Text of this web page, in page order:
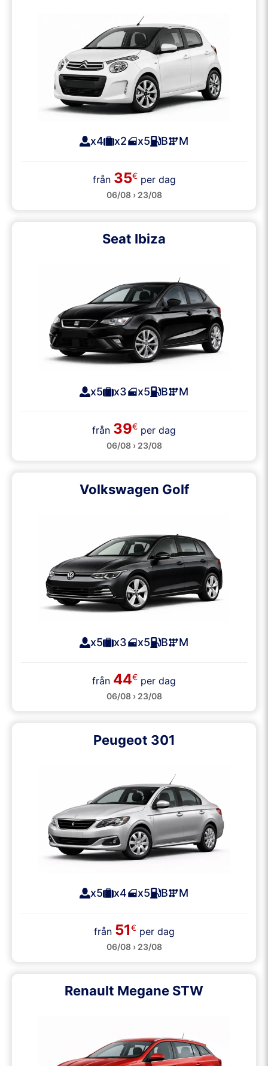
x4 x2 x5 B M
från 35€per dag
06/08 › 23/08
Seat Ibiza
x5 x3 x5 B M
från 39€ per dag
06/08 › 23/08
Volkswagen Golf
x5 x3 x5 B M
från 44€ per dag
06/08 › 23/08
Peugeot 301
x5 x4 x5 B M
från 51€per dag
06/08 › 23/08
Renault Megane STW